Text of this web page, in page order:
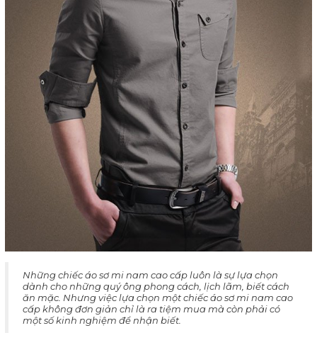
​Những chiếc áo sơ mi nam cao cấp luôn là sự lựa chọn
dành cho những quý ông phong cách, lịch lãm, biết cách
ăn mặc. Nhưng việc lựa chọn một chiếc áo sơ mi nam cao
cấp không đơn giản chỉ là ra tiệm mua mà còn phải có
một số kinh nghiệm để nhận biết.